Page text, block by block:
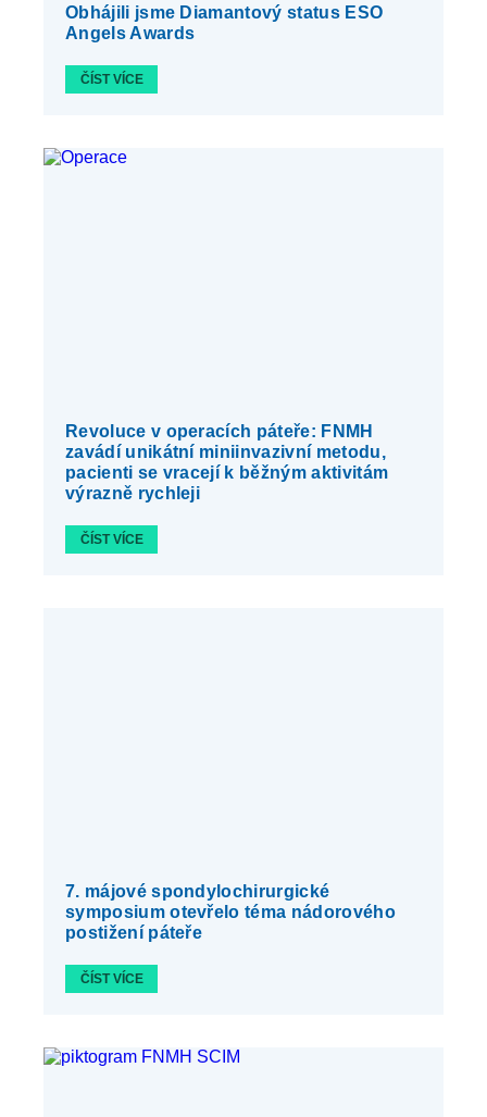
Obhájili jsme Diamantový status ESO
Angels Awards
ČÍST VÍCE
Revoluce v operacích páteře: FNMH
zavádí unikátní miniinvazivní metodu,
pacienti se vracejí k běžným aktivitám
výrazně rychleji
ČÍST VÍCE
7. májové spondylochirurgické
symposium otevřelo téma nádorového
postižení páteře
ČÍST VÍCE